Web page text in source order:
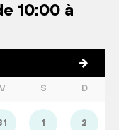
10:00 à
V S D
1 2